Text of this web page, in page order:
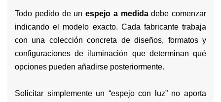
Todo pedido de un espejo a medidadebe comenzar
indicando el modelo exacto. Cada fabricante trabaja
con una colección concreta de diseños, formatos y
configuraciones de iluminación que determinan qué
opciones pueden añadirse posteriormente.
Solicitar simplemente un “espejo con luz” no aporta